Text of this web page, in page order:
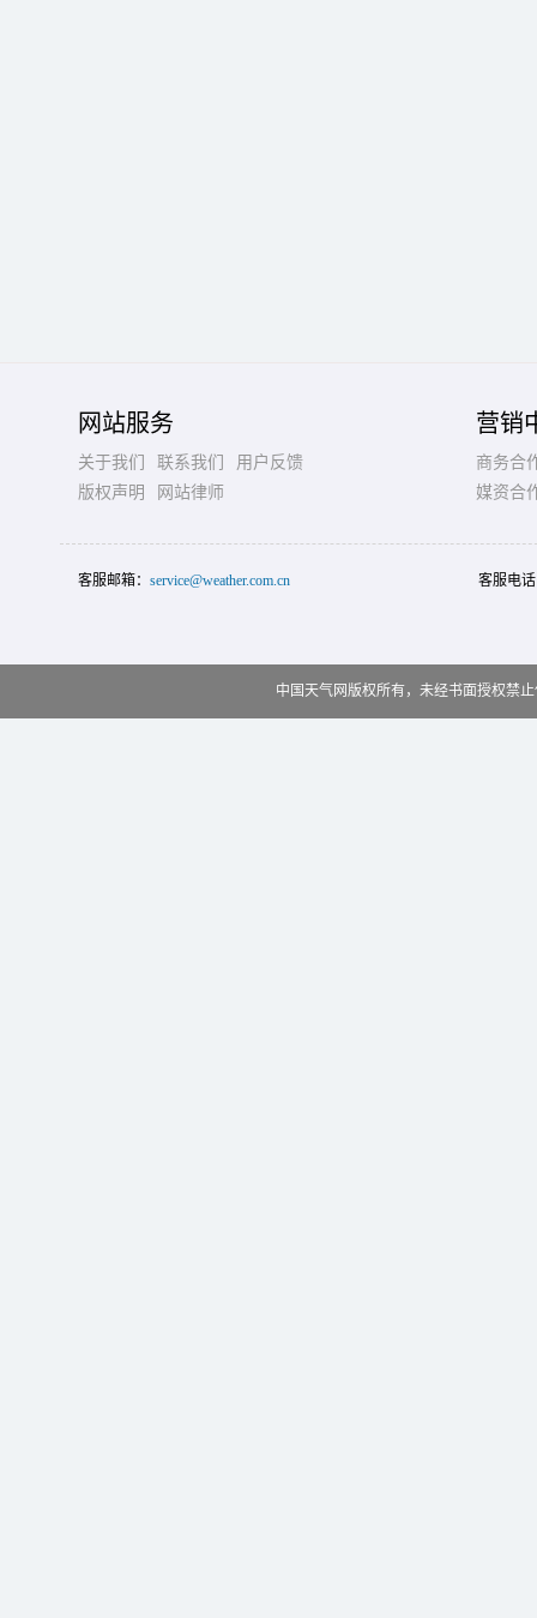
网站服务
关于我们 联系我们
用户反馈
版权声明
网站律师
营销
商务合
媒资合
客服邮箱： service@weather.com.cn 客服电
中国天气网版权所有，未经书面授权